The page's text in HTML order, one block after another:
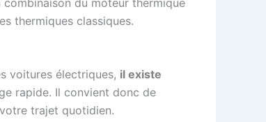
thermiques classiques.
voitures électriques, il existe
rapide. Il convient donc de
trajet quotidien.